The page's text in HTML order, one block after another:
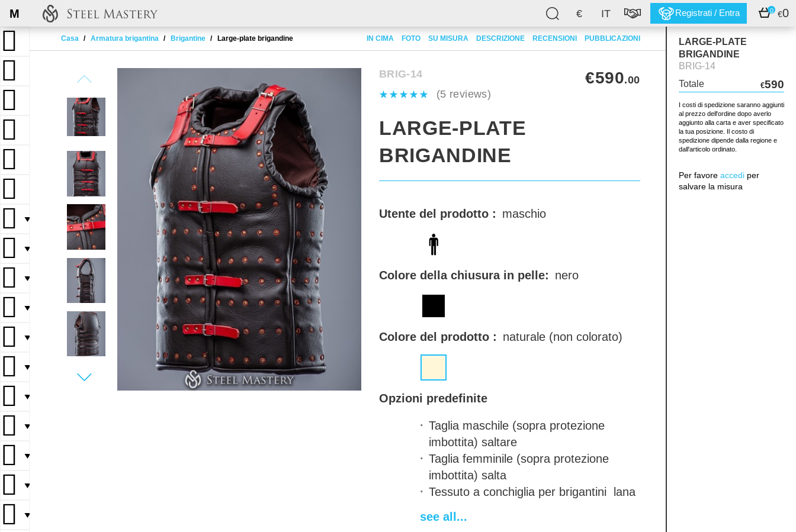
€ IT Registrati / Entra 0 €0
M
Casa Armatura brigantina Brigantine Large-plate brigandine IN CIMA FOTO SU MISURA DESCRIZIONE RECENSIONI PUBBLICAZIONI
▼
▼
▼
▼
▼
▼
▼
▼
▼
▼
▼
LARGE-PLATE
BRIGANDINE
BRIG-14
Totale
€590
I costi di spedizione saranno aggiunti
al prezzo dell'ordine dopo averlo
aggiunto alla carta e aver specificato
la tua posizione. Il costo di
spedizione dipende dalla regione e
dall'articolo ordinato.
Per favore accedi per
salvare la misura
BRIG-14
(5 reviews)
€590.00
LARGE-PLATE
BRIGANDINE
Utente del prodotto : maschio
Colore della chiusura in pelle: nero
Colore del prodotto : naturale (non colorato)
Opzioni predefinite
Taglia maschile (sopra protezione
imbottita) saltare
Taglia femminile (sopra protezione
imbottita) salta
Tessuto a conchiglia per brigantini
lana
steel - 1.0 mm (18 ga)
see all...